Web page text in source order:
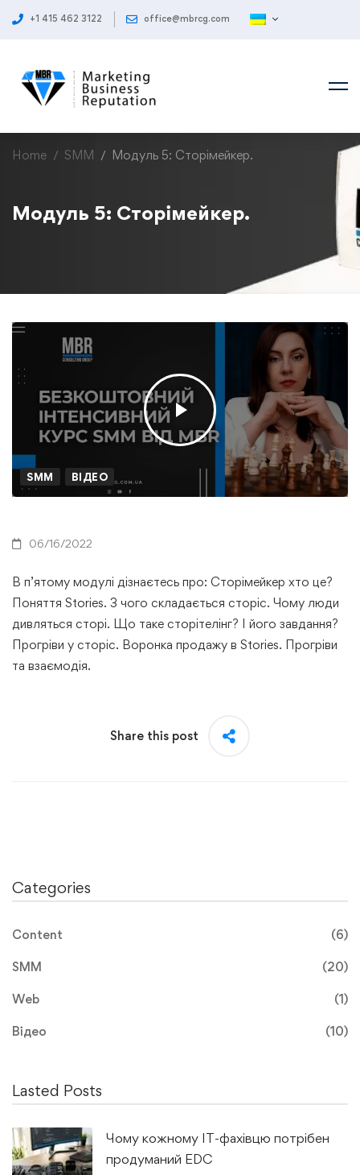
+1 415 462 3122 office@mbrcg.com
Home SMM Модуль 5: Сторімейкер.
Модуль 5: Сторімейкер.
SMM ВІДЕО
06/16/2022
В п’ятому модулі дізнаєтесь про: Сторімейкер хто це?
Поняття Stories. З чого складається сторіс. Чому люди
дивляться сторі. Що таке сторітелінг? І його завдання?
Прогріви у сторіс. Воронка продажу в Stories. Прогріви
та взаємодія.
Share this post
Categories
Content (6)
SMM (20)
Web (1)
Відео (10)
Lasted Posts
Чому кожному IT-фахівцю потрібен
продуманий EDC